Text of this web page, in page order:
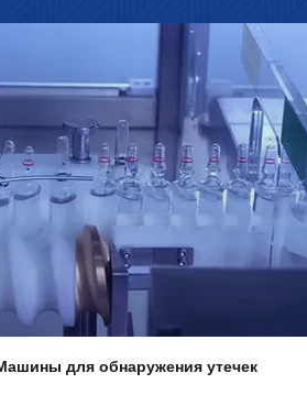
для обнаружения утечек